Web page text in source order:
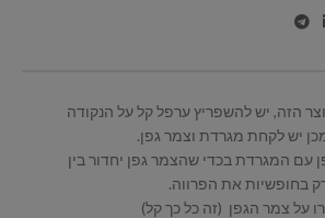
הזה, יש להשפריץ ערפל קל על הנקודה
יש לקחת מגרדת וצמר גפן.
עם המגרדת בכדי שהצמר גפן יחדור בין
בחופשיות את הפרווה.
על צמר הגפן (זה כל כך קל)